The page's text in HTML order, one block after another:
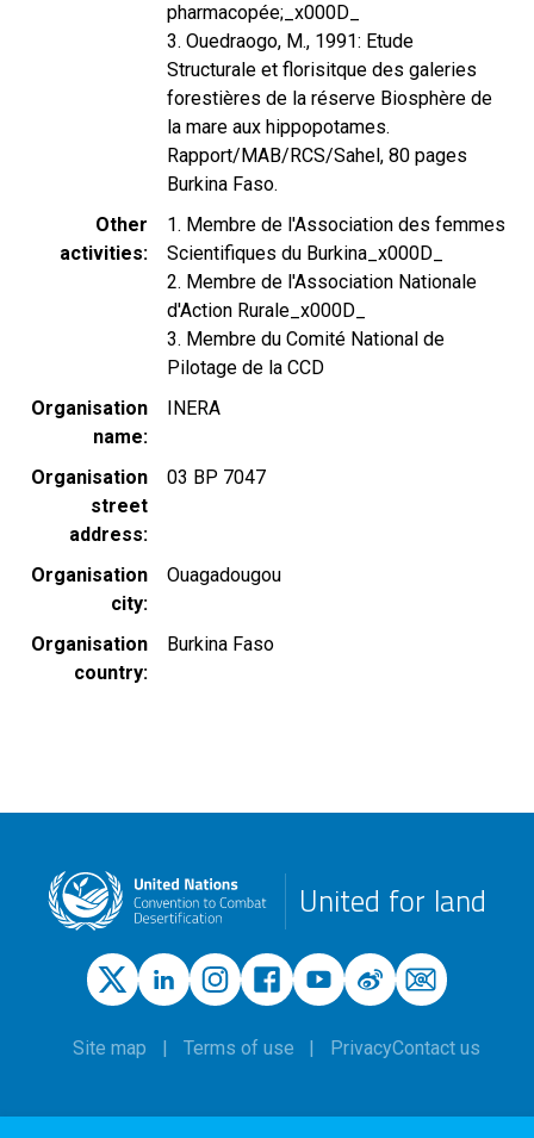
pharmacopée;_x000D_
3. Ouedraogo, M., 1991: Etude
Structurale et florisitque des galeries
forestières de la réserve Biosphère de
la mare aux hippopotames.
Rapport/MAB/RCS/Sahel, 80 pages
Burkina Faso.
Other
activities
1. Membre de l'Association des femmes
Scientifiques du Burkina_x000D_
2. Membre de l'Association Nationale
d'Action Rurale_x000D_
3. Membre du Comité National de
Pilotage de la CCD
Organisation
name
INERA
Organisation
street
address
03 BP 7047
Organisation
city
Ouagadougou
Organisation
country
Burkina Faso
United for land
Site map Terms of use PrivacyContact us